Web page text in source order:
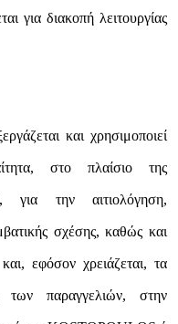
για διακοπή λειτουργίας
και χρησιμοποιεί
στο πλαίσιο της
για την αιτιολόγηση,
σχέσης, καθώς και
εφόσον χρειάζεται, τα
των παραγγελιών, στην